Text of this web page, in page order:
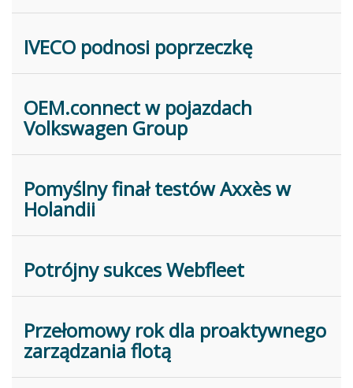
IVECO podnosi poprzeczkę
OEM.connect w pojazdach
Volkswagen Group
Pomyślny finał testów Axxès w
Holandii
Potrójny sukces Webfleet
Przełomowy rok dla proaktywnego
zarządzania flotą